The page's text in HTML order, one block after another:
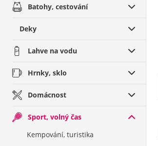
Batohy, cestování
Deky
Lahve na vodu
Hrnky, sklo
Domácnost
Sport, volný čas
Kempování, turistika